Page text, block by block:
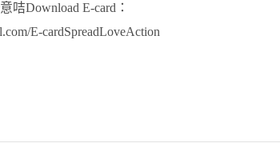
咭Download E-card：
E-cardSpreadLoveAction